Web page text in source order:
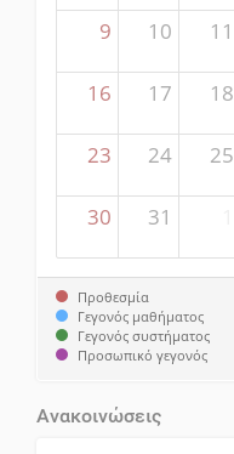
9 10 11
16 17 18
23 24 25
30 31
Προθεσμία
Γεγονός μαθήματος
Γεγονός συστήματος
Προσωπικό γεγονός
Ανακοινώσεις